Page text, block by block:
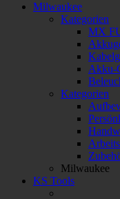
Milwaukee
Kategorien
MX
Akku-
Kategorien
Milwaukee
KS Tools